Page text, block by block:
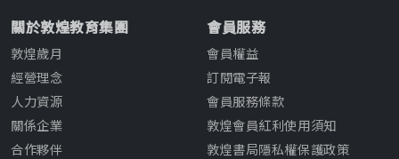
關於敦煌教育集團
敦煌歲月
經營理念
人力資源
關係企業
合作夥伴
會員服務
會員權益
訂閱電子報
會員服務條款
敦煌會員紅利使用須知
敦煌書局隱私權保護政策